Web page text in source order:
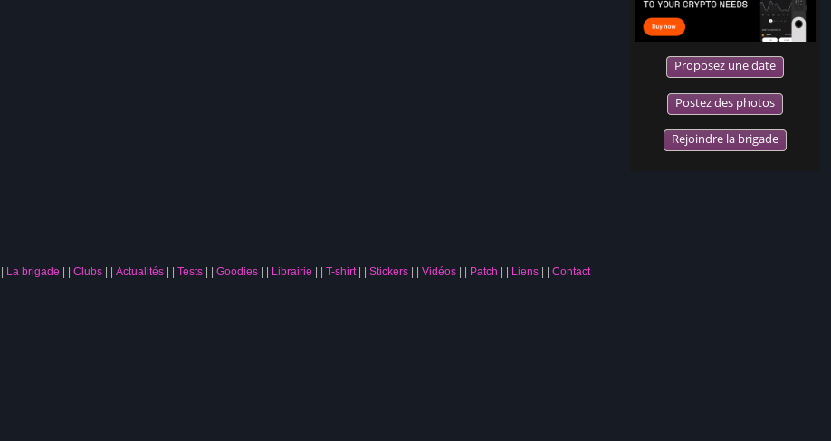
Proposez une date
Postez des photos
Rejoindre la brigade
La brigade Clubs| Actualités| Tests| Goodies| Librairie T-shirt| Stickers| Vidéos| Patch Liens| Contact